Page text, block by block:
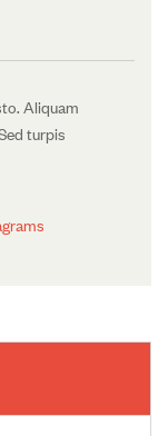
Aliquam
turpis